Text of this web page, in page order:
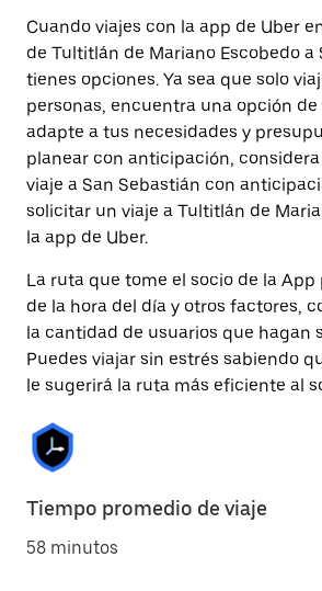
Cuando viajes con la app de Uber
de Tultitlán de Mariano Escobedo a
tienes opciones. Ya sea que solo
personas, encuentra una opción de
adapte a tus necesidades y
planear con anticipación,
viaje a San Sebastián con
solicitar un viaje a Tultitlán de
la app de Uber.
La ruta que tome el socio de la
de la hora del día y otros factores,
la cantidad de usuarios que hagan
Puedes viajar sin estrés sabiendo
le sugerirá la ruta más eficiente al
Tiempo promedio de viaje
58 minutos